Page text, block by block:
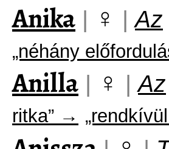
Anika | ♀ | Az
„néhány
Anilla | ♀ | Az
ritka” →